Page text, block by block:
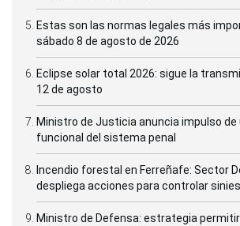
Estas son las normas legales más
sábado 8 de agosto de 2026
Eclipse solar total 2026: sigue la
12 de agosto
Ministro de Justicia anuncia impulso
funcional del sistema penal
Incendio forestal en Ferreñafe: Sector
despliega acciones para controlar
Ministro de Defensa: estrategia